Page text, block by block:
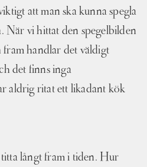
att man ska kunna spegla
När vi hittat den spegelbilden
fram handlar det väldigt
det finns inga
aldrig ritat ett likadant kök
långt fram i tiden. Hur